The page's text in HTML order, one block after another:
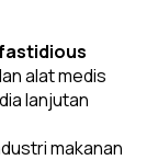
alat medis
lanjutan
makanan